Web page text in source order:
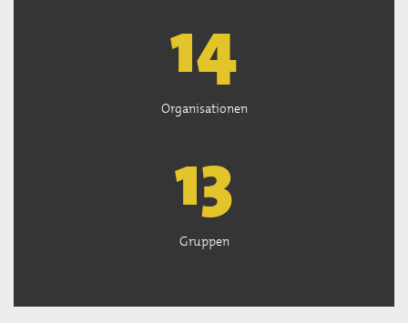
15
Organisationen
13
Gruppen